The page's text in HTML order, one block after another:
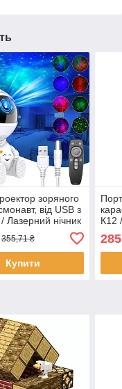
зоряного
від USB з
Лазерний нічник
астронавт
355,71 ₴
Купити
К12